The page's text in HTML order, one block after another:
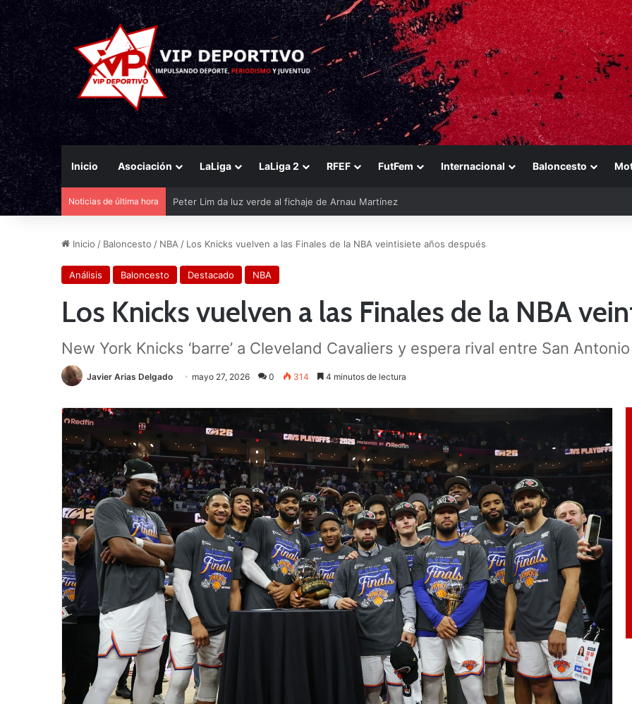
Inicio Asociación LaLiga LaLiga 2 RFEF FutFem Internacional Baloncesto
Noticias de última hora El Eldense mira a las canteras para reforzarse
Inicio / Baloncesto / NBA / Los Knicks vuelven a las Finales de la NBA veintisiete años después
Análisis Baloncesto Destacado NBA
Los Knicks vuelven a las Finales de la NBA
New York Knicks ‘barre’ a Cleveland Cavaliers y espera rival entre San
Javier Arias Delgado mayo 27, 2026 0 314 4 minutos de lectura